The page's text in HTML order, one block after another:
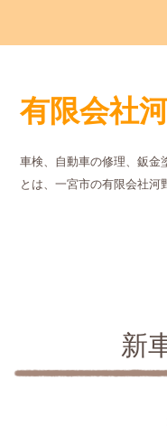
有限会社
車検、自動車の修理、鈑金
とは、⼀宮市の有限会社河
新